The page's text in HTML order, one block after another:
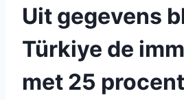
Uit gegevens
Türkiye de
met 25